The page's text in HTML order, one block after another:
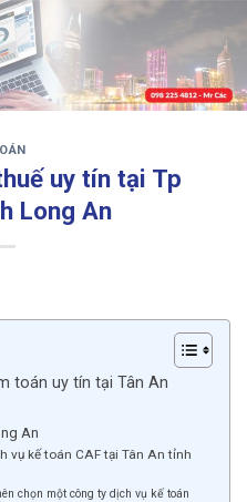
›
uy tín tại Tp
Long An
toán uy tín tại Tân An
An
vụ kế toán CAF tại Tân An tỉnh
chọn một công ty dịch vụ kế toán